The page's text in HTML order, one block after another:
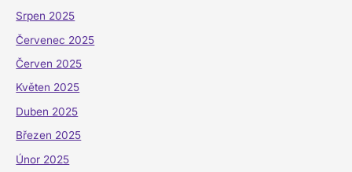
Srpen 2025
Červenec 2025
Červen 2025
Květen 2025
Duben 2025
Březen 2025
Únor 2025